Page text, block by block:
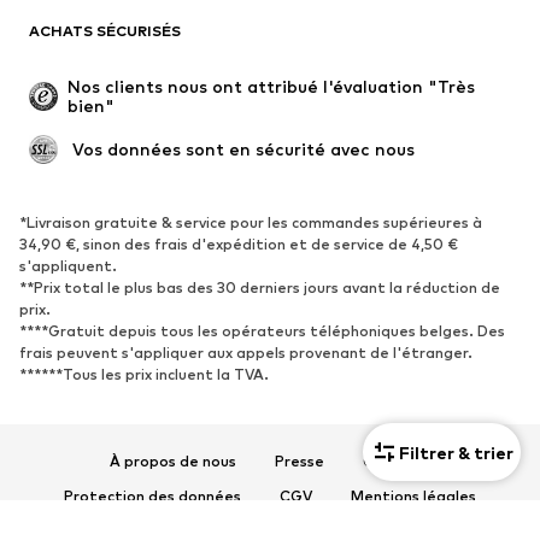
Filtrer & trier
Occasions spéciales
Exclusif
Remise à neuf
Nouveautés
Tendance
Baskets
Bottines
Escarpins et talons hauts
Bottes
Sandales
Chaussures basses
Chaussures de sport
Ballerines
ACHATS SÉCURISÉS
Nos clients nous ont attribué l'évaluation "Très
bien"
Vos données sont en sécurité avec nous
*Livraison gratuite & service pour les commandes supérieures à
34,90 €, sinon des frais d'expédition et de service de 4,50 €
s'appliquent.
**Prix total le plus bas des 30 derniers jours avant la réduction de
prix.
****Gratuit depuis tous les opérateurs téléphoniques belges. Des
frais peuvent s'appliquer aux appels provenant de l'étranger.
******Tous les prix incluent la TVA.
À propos de nous Presse
Carrières
Protection des données
CGV
Mentions légales